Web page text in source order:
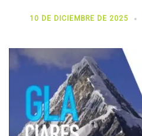
10 DE DICIEMBRE DE 2025